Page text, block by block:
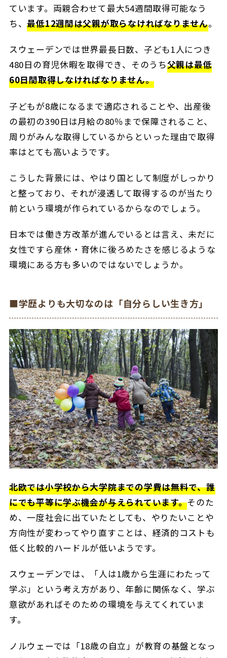
ています。両親合わせて最大54週間取得可能なう
ち、最低12週間は父親が取らなければなりません。
スウェーデンでは世界最長日数、子ども1人につき
480日の育児休暇を取得でき、そのうち父親は最低
60日間取得しなければなりません。
子どもが8歳になるまで適応されることや、出産後
の最初の390日は月給の80％まで保障されること、
周りがみんな取得しているからといった理由で取得
率はとても高いようです。
こうした背景には、やはり国として制度がしっかり
と整っており、それが浸透して取得するのが当たり
前という環境が作られているからなのでしょう。
日本では働き方改革が進んでいるとは言え、未だに
女性ですら産休・育休に後ろめたさを感じるような
環境にある方も多いのではないでしょうか。
■学歴よりも大切なのは「自分らしい生き方」
北欧では小学校から大学院までの学費は無料で、誰
にでも平等に学ぶ機会が与えられています。そのた
め、一度社会に出ていたとしても、やりたいことや
方向性が変わってやり直すことは、経済的コストも
低く比較的ハードルが低いようです。
スウェーデンでは、「人は1歳から生涯にわたって
学ぶ」という考え方があり、年齢に関係なく、学ぶ
意欲があればそのための環境を与えてくれていま
す。
ノルウェーでは「18歳の自立」が教育の基盤となっ